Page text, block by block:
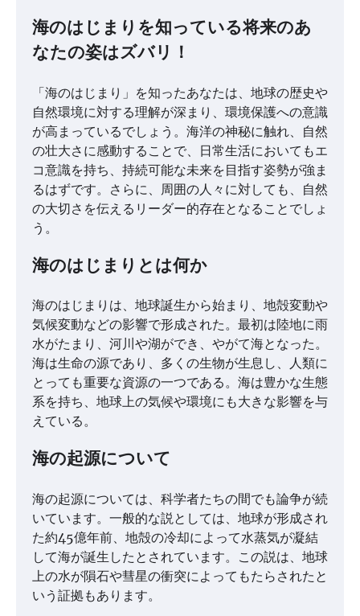
海のはじまりを知っている将来のあ
なたの姿はズバリ！
「海のはじまり」を知ったあなたは、地球の歴史や
自然環境に対する理解が深まり、環境保護への意識
が高まっているでしょう。海洋の神秘に触れ、自然
の壮大さに感動することで、日常生活においてもエ
コ意識を持ち、持続可能な未来を目指す姿勢が強ま
るはずです。さらに、周囲の人々に対しても、自然
の大切さを伝えるリーダー的存在となることでしょ
う。
海のはじまりとは何か
海のはじまりは、地球誕生から始まり、地殻変動や
気候変動などの影響で形成された。最初は陸地に雨
水がたまり、河川や湖ができ、やがて海となった。
海は生命の源であり、多くの生物が生息し、人類に
とっても重要な資源の一つである。海は豊かな生態
系を持ち、地球上の気候や環境にも大きな影響を与
えている。
海の起源について
海の起源については、科学者たちの間でも論争が続
いています。一般的な説としては、地球が形成され
た約45億年前、地殻の冷却によって水蒸気が凝結
して海が誕生したとされています。この説は、地球
上の水が隕石や彗星の衝突によってもたらされたと
いう証拠もあります。